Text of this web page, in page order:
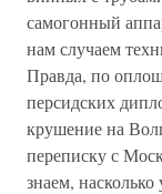
самогонный
нам случаем
Правда, по
персидских
крушение на
переписку с
знаем,